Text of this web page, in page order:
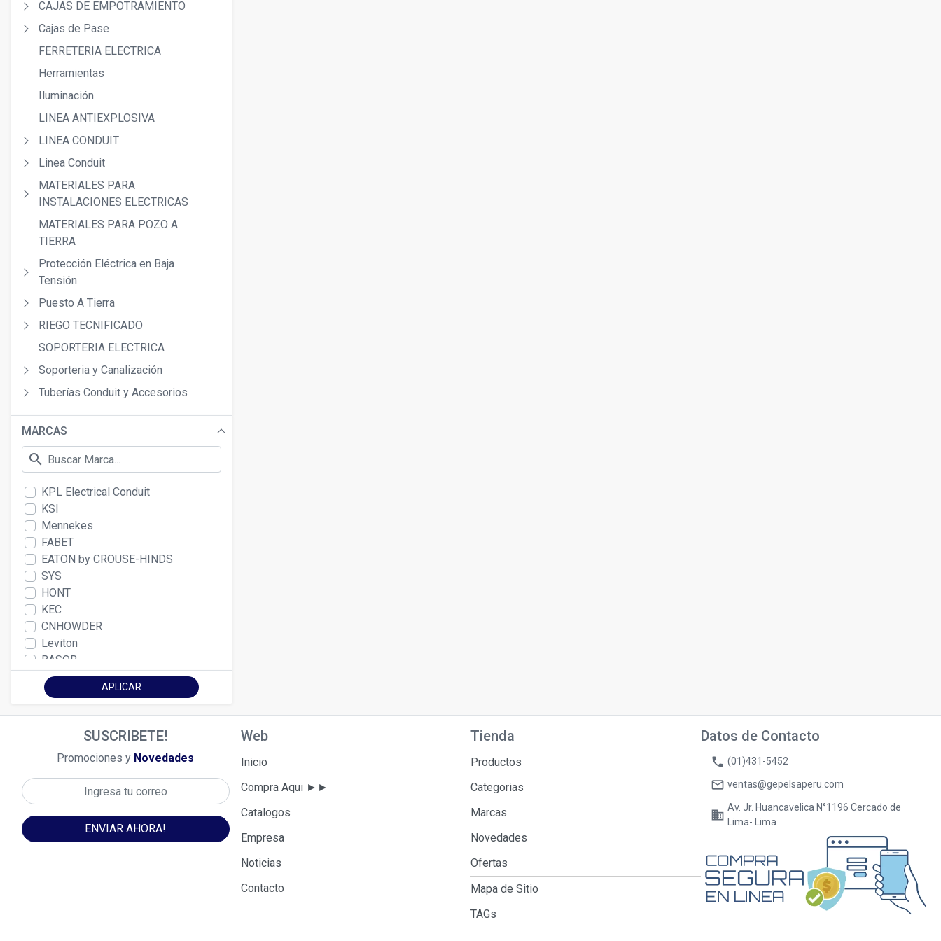
CAJAS DE EMPOTRAMIENTO
Cajas de Pase
FERRETERIA ELECTRICA
Herramientas
Iluminación
LINEA ANTIEXPLOSIVA
LINEA CONDUIT
Linea Conduit
MATERIALES PARA
INSTALACIONES ELECTRICAS
MATERIALES PARA POZO A
TIERRA
Protección Eléctrica en Baja
Tensión
Puesto A Tierra
RIEGO TECNIFICADO
SOPORTERIA ELECTRICA
Soporteria y Canalización
Tuberías Conduit y Accesorios
MARCAS
search
KPL Electrical Conduit
KSI
Mennekes
FABET
EATON by CROUSE-HINDS
SYS
HONT
KEC
CNHOWDER
Leviton
BASOR
JORMEN
Thorgel
THORCEM
Wonder Group
Tecno - Sal
Bticino
APLICAR
SUSCRIBETE!
Promociones y Novedades
ENVIAR AHORA!
Web
Inicio
Compra Aqui ►►
Catalogos
Empresa
Noticias
Contacto
Tienda
Productos
Categorias
Marcas
Novedades
Ofertas
Mapa de Sitio
TAGs
Datos de Contacto
phone (01)431-5452
mail_outline ventas@gepelsaperu.com
business
Av. Jr. Huancavelica N°1196 Cercado de
Lima- Lima